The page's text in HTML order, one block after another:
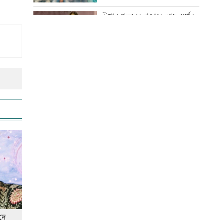
উত্থান-পতনের বাজারে আজ স্বর্ণের